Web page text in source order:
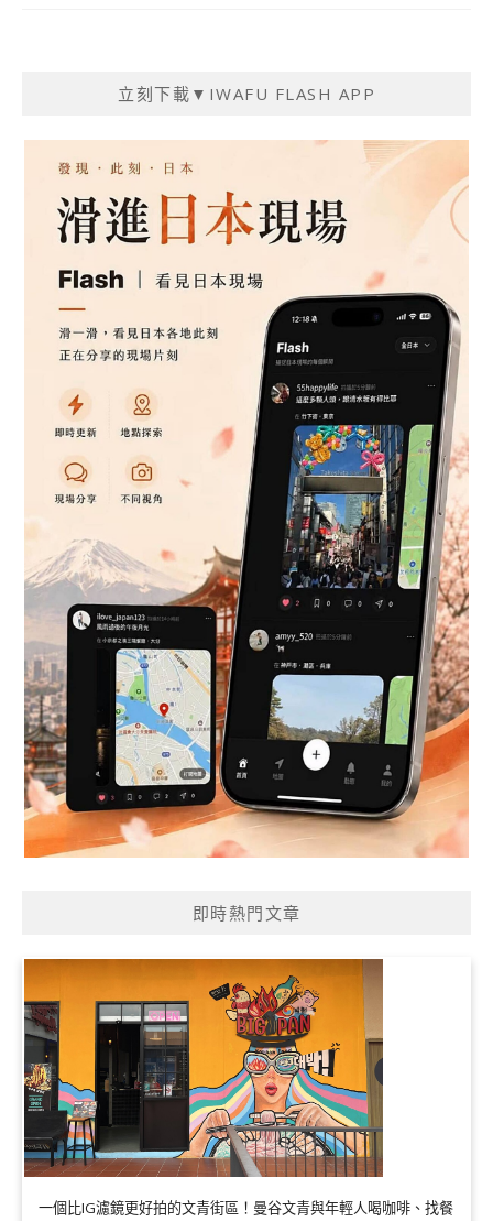
立刻下載▼IWAFU FLASH APP
即時熱門文章
一個比IG濾鏡更好拍的文青街區！曼谷文青與年輕人喝咖啡、找餐